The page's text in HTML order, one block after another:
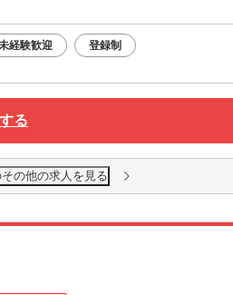
経験歓迎 登録制
る
の他の求人を見る